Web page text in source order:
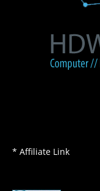
* Affiliate Link